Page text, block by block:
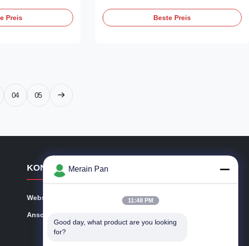
suppliers of S136
S136 Steel Round
Preis
casting industries. Known for its superior
mechanical properties and versatility, this
Beste Preis
04 05
KONTAKTDETAILS
Webseite: moldtoolsteel.com
Anschrift:
dunkle Stadt, Dongguan-Stadt. Provinz Guangdong Ch
Merain Pan
11:48 PM
Good day, what product are you looking
for?